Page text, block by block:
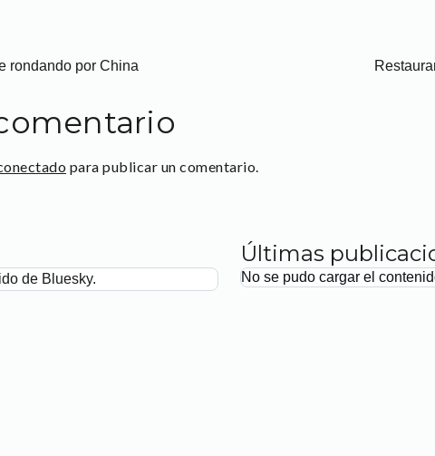
rondando por China
para publicar un comentario.
de Bluesky.
Últimas
No se pudo cargar el